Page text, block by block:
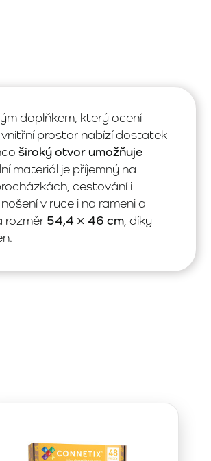
doplňkem, který ocení
prostor nabízí dostatek
široký otvor umožňuje
materiál je příjemný na
cestování i
v ruce i na rameni a
rozměr 54,4 × 46 cm, díky